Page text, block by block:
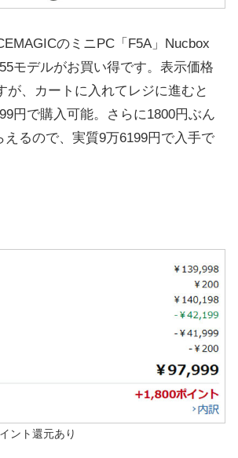
のミニPC「F5A」Nucbox
モデルがお買い得です。表示価格
が、カートに入れてレジに進むと
円で購入可能。さらに1800円ぶん
えるので、実質9万6199円で入手で
ント還元あり